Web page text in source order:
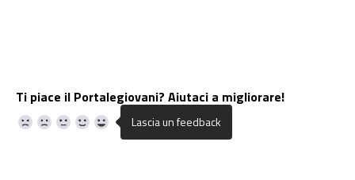
Ti piace il Portalegiovani? Aiutaci a migliorare!